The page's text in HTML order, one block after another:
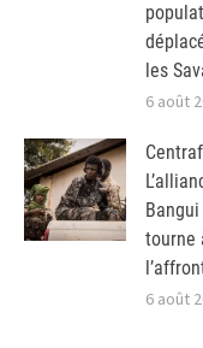
les
6 août
tourne
6 août